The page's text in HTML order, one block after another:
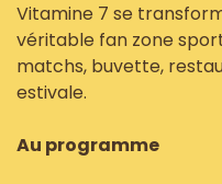
Vitamine 7 se
véritable fan zone
matchs, buvette,
estivale.
Au programme